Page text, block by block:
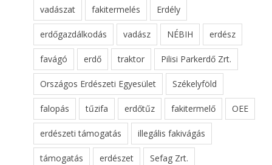
vadászat fakitermelés Erdély
erdőgazdálkodás vadász NÉBIH erdész
favágó erdő traktor Pilisi Parkerdő Zrt.
Országos Erdészeti Egyesület Székelyföld
falopás tűzifa erdőtűz fakitermelő OEE
erdészeti támogatás illegális fakivágás
támogatás erdészet Sefag Zrt.